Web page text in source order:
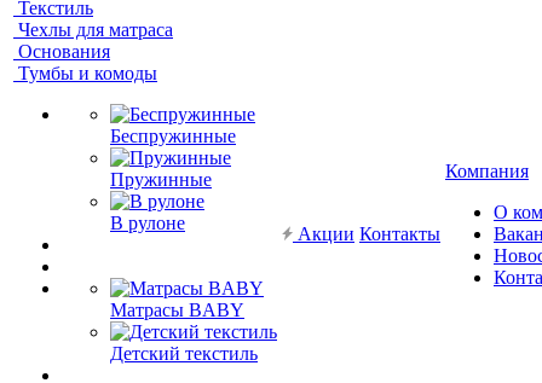
Текстиль
Чехлы для матраса
Основания
Тумбы и комоды
Беспружинные
Пружинные
В рулоне
Матрасы BABY
Детский текстиль
Акции Контакты
Компания
О